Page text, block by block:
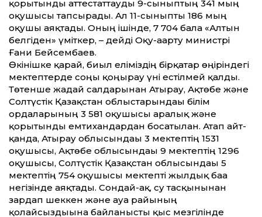
қорытынды ат­тестат­тауды 9-сыныптың 341 мың
оқушысы тапсырады. Ал 11-сыныпты 186 мың
оқушы аяқтады. Оның ішінде, 7 704 бала «Алтын
белгіден» үміткер, – дейді Оқу-ағарту министрі
Ғани Бейсембаев.
Өкінішке қарай, биыл еліміздің бірқатар өңіріндегі
мектептерде соңғы қоңырау үні естілмей қалды.
Төтенше жағдай салдарынан Атырау, Ақтөбе және
Солтүстік Қазақ­стан облыстарындағы білім
ордаларының 3 581 оқушысы аралық және
қорытынды емтихандардан босатылған. Атап айт­
қанда, Атырау облысындағы 3 мектептің 1531
оқушысы, Ақтөбе облысындағы 9 мектептің 1296
оқушысы, Солтүстік Қазақ­стан облысындағы 5
мектептің 754 оқушысы мектепті жылдық баға
негізінде аяқтады. Сондай-ақ, су тасқынынан
зардап шеккен және ауа райының
қолайсыздығына байланысты қыс мезгілінде